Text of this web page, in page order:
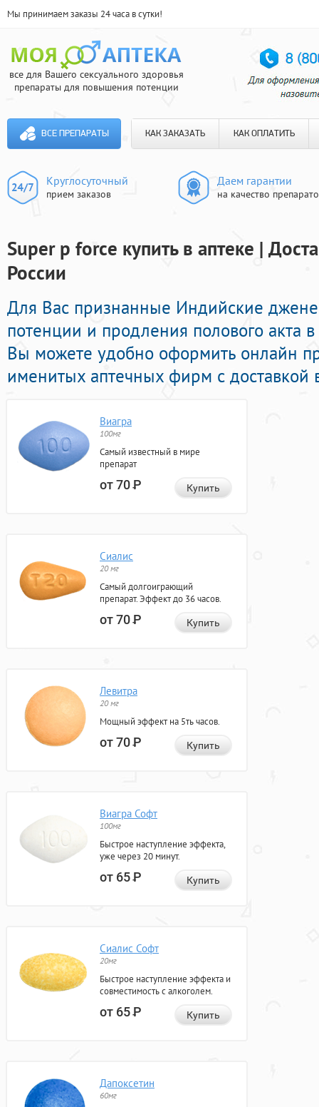
Мы принимаем заказы 24 часа в сутки!
все для Вашего сексуального здоровья
препараты для повышения потенции
ВСЕ ПРЕПАРАТЫ КАК ЗАКАЗАТЬ КАК ОПЛАТИТЬ
Круглосуточный
прием заказов
Даем гарантии
на качество
Super p force купить в аптеке |
России
Для Вас признанные Индийские
потенции и продления полового акта
Вы можете удобно оформить онлайн
именитых аптечных фирм с доставкой
Виагра
100мг
Самый известный в мире
препарат
от 70Р Купить
Сиалис
20 мг
Самый долгоиграющий
препарат. Эффект до 36 часов.
от 70Р Купить
Левитра
20 мг
Мощный эффект на 5ть часов.
от 70Р Купить
Виагра Софт
100мг
Быстрое наступление эффекта,
уже через 20 минут.
от 65Р Купить
Сиалис Софт
20мг
Быстрое наступление эффекта и
совместимость с алкоголем.
от 65Р Купить
Дапоксетин
60мг